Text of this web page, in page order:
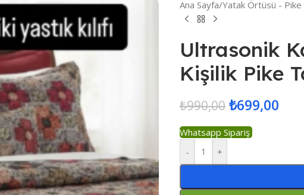
Ana Sayfa/Yatak Örtüsü - Pike
Ultrasonik
Kişilik Pike
₺990,00 ₺699,00
Whatsapp Sipariş
-
+